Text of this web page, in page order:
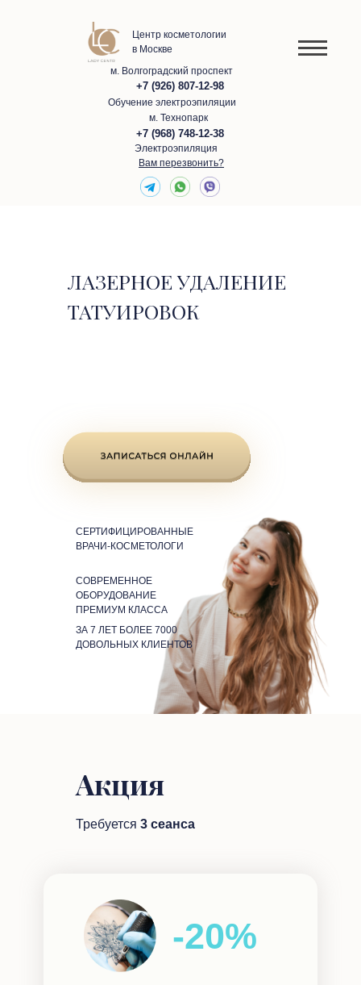
Центр косметологии
в Москве
Вам перезвонить?
+7 (968) 748-12-38
+7 (926) 807-12-98
м. Волгоградский проспект
м. Технопарк
Электроэпиляция
Обучение электроэпиляции
ЛАЗЕРНОЕ УДАЛЕНИЕ
ТАТУИРОВОК
СЕРТИФИЦИРОВАННЫЕ
ВРАЧИ-КОСМЕТОЛОГИ
СОВРЕМЕННОЕ
ОБОРУДОВАНИЕ
ПРЕМИУМ КЛАССА
ЗА 7 ЛЕТ БОЛЕЕ 7000
ДОВОЛЬНЫХ КЛИЕНТОВ
Акция
Требуется 3 сеанса
-20%